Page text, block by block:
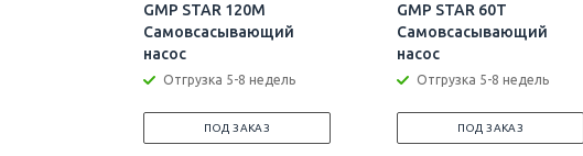
GMP STAR 120M
Самовсасывающий
насос
Отгрузка 5-8 недель
ПОД ЗАКАЗ
GMP STAR 60T
Самовсасывающий
насос
Отгрузка 5-8 недель
ПОД ЗАКАЗ